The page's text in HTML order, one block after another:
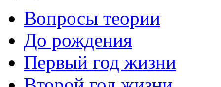
Вопросы теории
До рождения
Первый год жизни